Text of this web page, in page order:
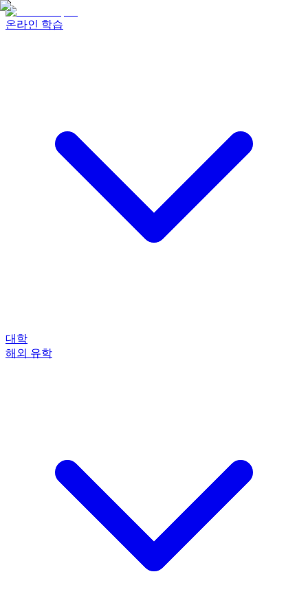
온라인 학습
대학
해외 유학